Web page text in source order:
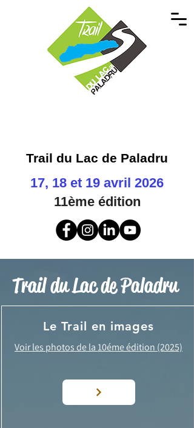
17, 18 et 19 avril 2026
11èmeédition
Trail du Lac de Paladru
Trail du Lac de Paladru
Le Trail en images
Voir les photos de la 10éme édition (2025)